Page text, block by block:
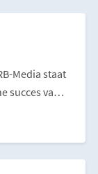
Media staat
succes van